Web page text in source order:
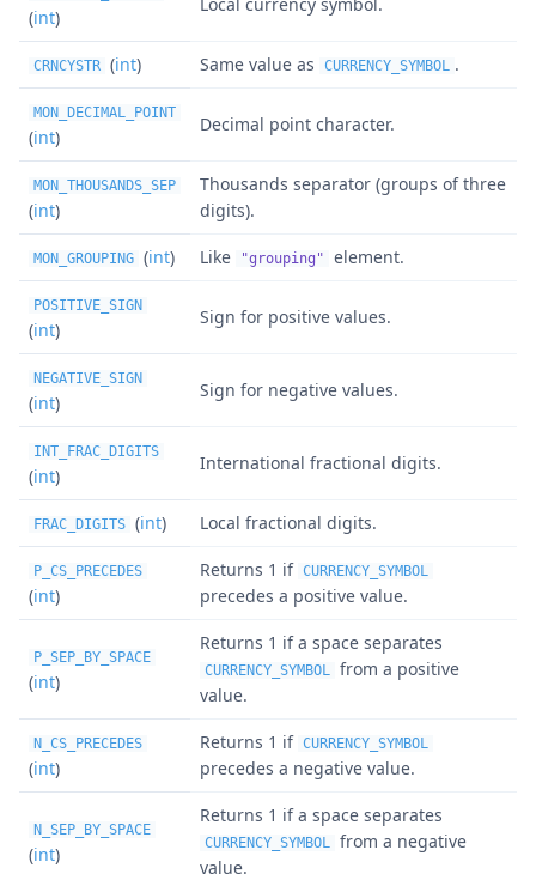
(int)
CRNCYSTR (int) Same value as CURRENCY_SYMBOL .
MON_DECIMAL_POINT
(int)
Decimal point character.
MON_THOUSANDS_SEP
(int)
Thousands separator (groups of three
digits).
MON_GROUPING (int) Like "grouping" element.
POSITIVE_SIGN
(int)
Sign for positive values.
NEGATIVE_SIGN
(int)
Sign for negative values.
INT_FRAC_DIGITS
(int)
International fractional digits.
FRAC_DIGITS (int) Local fractional digits.
P_CS_PRECEDES
(int)
Returns 1 if CURRENCY_SYMBOL
precedes a positive value.
P_SEP_BY_SPACE
(int)
Returns 1 if a space separates
CURRENCY_SYMBOL from a positive
value.
N_CS_PRECEDES
(int)
Returns 1 if CURRENCY_SYMBOL
precedes a negative value.
N_SEP_BY_SPACE
(int)
Returns 1 if a space separates
CURRENCY_SYMBOL from a negative
value.